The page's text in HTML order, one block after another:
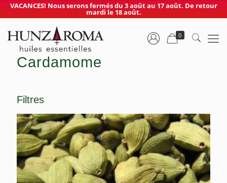
VACANCES! Nous serons fermés du 3 août au 17 août. De retour
mardi le 18 août.
0
Cardamome
Filtres